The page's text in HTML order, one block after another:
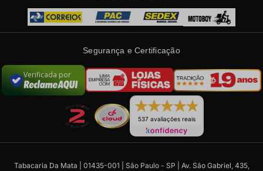
Segurança e Certificação
Verificada por
537 avaliações reais
Tabacaria Da Mata | 01435-001 | São Paulo - SP | Av. São Gabriel, 435,